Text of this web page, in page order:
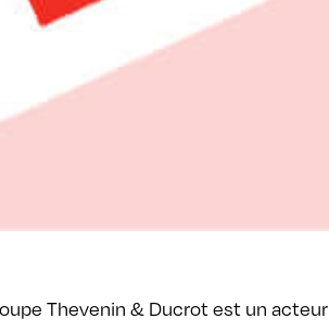
Thevenin & Ducrot est un acteur